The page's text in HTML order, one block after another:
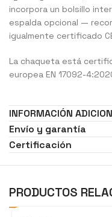
incorpora un bolsillo
espalda opcional —
igualmente certificado
La chaqueta está
europea EN 17092-
INFORMACIÓN
Envío y garantía
Certificación
PRODUCTOS